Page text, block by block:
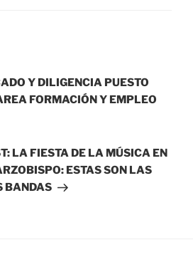
Y DILIGENCIA PUESTO
FORMACIÓN Y EMPLEO
LA FIESTA DE LA MÚSICA EN
ESTAS SON LAS
BANDAS